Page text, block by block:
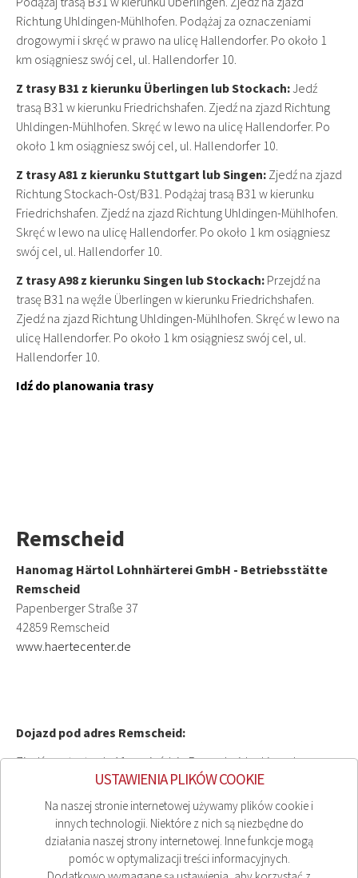
USTAWIENIA PLIKÓW COOKIE
Na naszej stronie internetowej używamy plików cookie i
innych technologii. Niektóre z nich są niezbędne do
działania naszej strony internetowej. Inne funkcje mogą
pomóc w optymalizacji treści informacyjnych.
Richtung Uhldingen-Mühlhofen. Podążaj za oznaczeniami
drogowymi i skręć w prawo na ulicę Hallendorfer. Po około 1
km osiągniesz swój cel, ul. Hallendorfer 10.
Z trasy B31 z kierunku Überlingen lub Stockach:Jedź
trasą B31 w kierunku Friedrichshafen. Zjedź na zjazd Richtung
Uhldingen-Mühlhofen. Skręć w lewo na ulicę Hallendorfer. Po
około 1 km osiągniesz swój cel, ul. Hallendorfer 10.
Z trasy A81 z kierunku Stuttgart lub Singen: Zjedź na zjazd
Richtung Stockach-Ost/B31. Podążaj trasą B31 w kierunku
Friedrichshafen. Zjedź na zjazd Richtung Uhldingen-Mühlhofen.
Skręć w lewo na ulicę Hallendorfer. Po około 1 km osiągniesz
swój cel, ul. Hallendorfer 10.
Z trasy A98 z kierunku Singen lub Stockach: Przejdź na
trasę B31 na węźle Überlingen w kierunku Friedrichshafen.
Zjedź na zjazd Richtung Uhldingen-Mühlhofen. Skręć w lewo na
ulicę Hallendorfer. Po około 1 km osiągniesz swój cel, ul.
Hallendorfer 10.
Idź do planowania trasy
Remscheid
Hanomag Härtol Lohnhärterei GmbH - Betriebsstätte
Remscheid
Papenberger Straße 37
42859 Remscheid
www.haertecenter.de
Dojazd pod adres Remscheid:
Zjedź z autostrady A1 na zjeździe Remscheid w kierunku
Leverkusen i wjedź na drogę krajową B229. Jedź nią przez 3
km, a następnie skręć w lewo w Stachelhauser Straße.
Następnie jedź prosto na Weststraße. Po 100 metrach na
Weststraße skręć w prawo w Papenburger Straße. Tam
znajduje się zakład Winning BLW.